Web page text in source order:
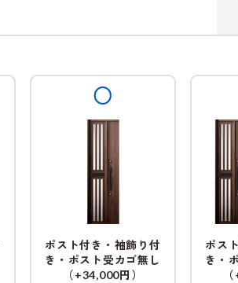
ポスト付き・袖飾り付
き・ポスト受カゴ無し
（+34,000円）
ポス
き・
（